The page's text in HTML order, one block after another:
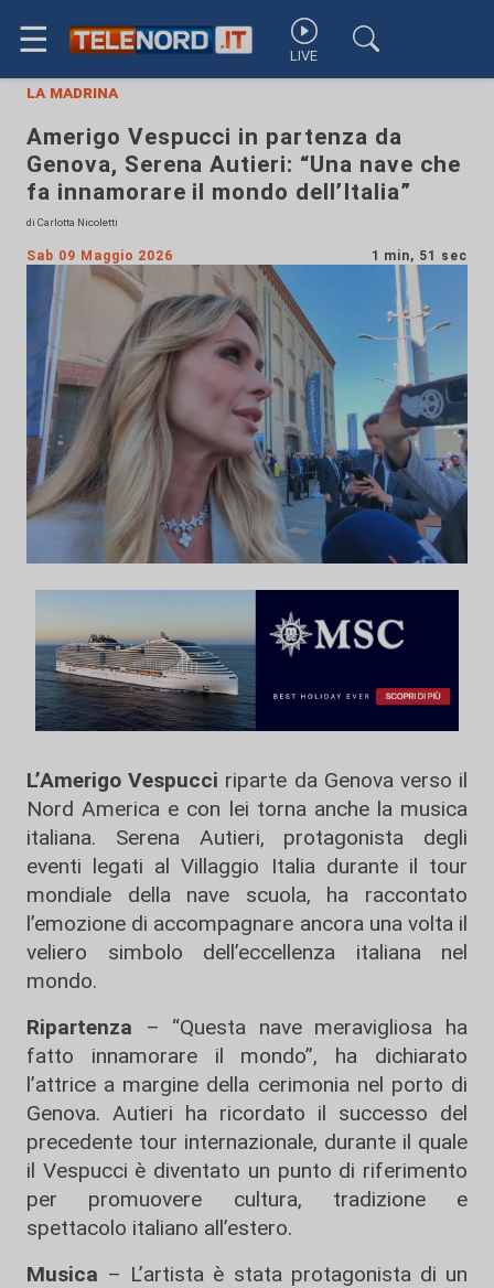
☰ LIVE
la madrina
Amerigo Vespucci in partenza da
Genova, Serena Autieri: “Una nave che
fa innamorare il mondo dell’Italia”
di Carlotta Nicoletti
Sab 09 Maggio 2026 1 min, 51 sec
L’Amerigo Vespucci riparte da Genova verso il
Nord America e con lei torna anche la musica
italiana. Serena Autieri, protagonista degli
eventi legati al Villaggio Italia durante il tour
mondiale della nave scuola, ha raccontato
l’emozione di accompagnare ancora una volta il
veliero simbolo dell’eccellenza italiana nel
mondo.
Ripartenza
– “Questa nave meravigliosa ha
fatto innamorare il mondo”, ha dichiarato
l’attrice a margine della cerimonia nel porto di
Genova. Autieri ha ricordato il successo del
precedente tour internazionale, durante il quale
il Vespucci è diventato un punto di riferimento
per promuovere cultura, tradizione e
spettacolo italiano all’estero.
Musica – L’artista è stata protagonista di un